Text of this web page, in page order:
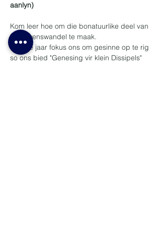
aanlyn)
Kom leer hoe om die bonatuurlike deel van
jou lewenswandel te maak.
Hierdie jaar fokus ons om gesinne op te rig
so ons bied "Genesing vir klein Dissipels"